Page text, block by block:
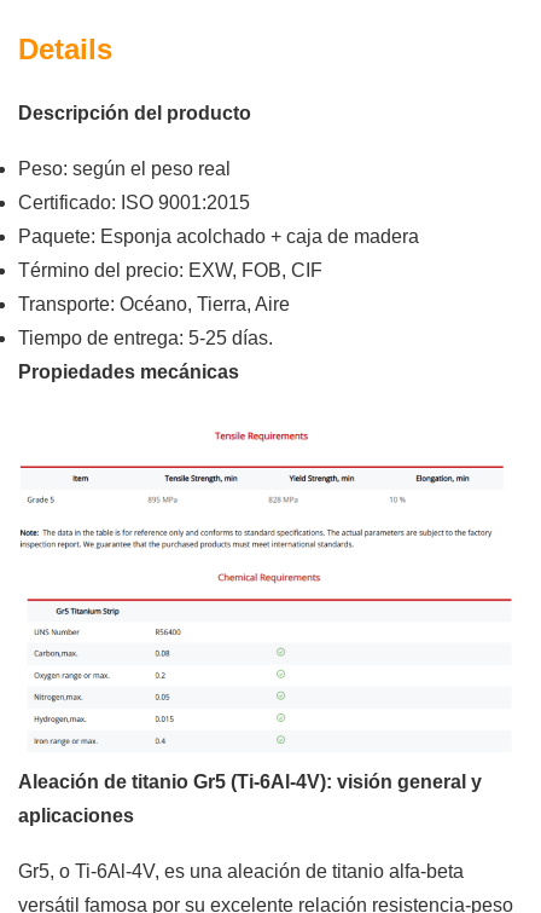
Details
Descripción del producto
Peso: según el peso real
Certificado: ISO 9001:2015
Paquete: Esponja acolchado + caja de madera
Término del precio: EXW, FOB, CIF
Transporte: Océano, Tierra, Aire
Tiempo de entrega: 5-25 días.
Propiedades mecánicas
Aleación de titanio Gr5 (Ti-6Al-4V): visión general y
aplicaciones
Gr5, o Ti-6Al-4V, es una aleación de titanio alfa-beta
versátil famosa por su excelente relación resistencia-peso